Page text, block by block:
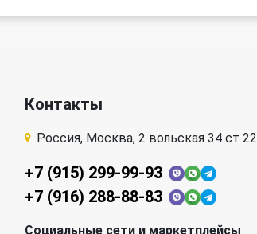
Контакты
Россия, Москва, 2 вольская 34 ст 22
+7 (915) 299-99-93
+7 (916) 288-88-83
Социальные сети и маркетплейсы